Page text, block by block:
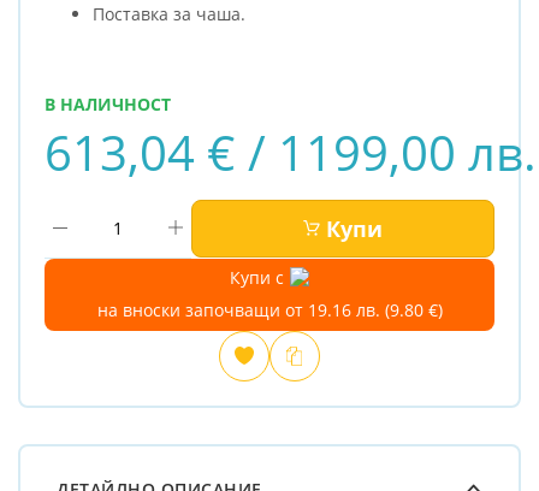
Поставка за чаша.
613,04 € / 1199,00 лв.
В НАЛИЧНОСТ
Купи
Купи с
на вноски започващи от 19.16 лв. (9.80 €)
Добави
любими
Сравни